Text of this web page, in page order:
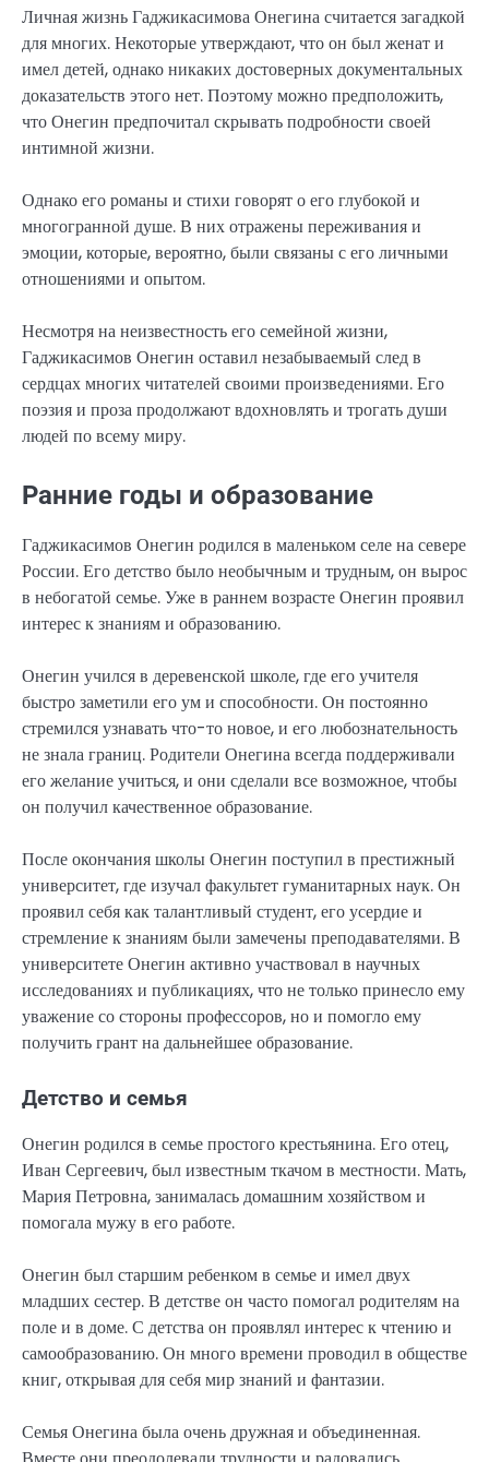
Личная жизнь Гаджикасимова Онегина считается загадкой
для многих. Некоторые утверждают, что он был женат и
имел детей, однако никаких достоверных документальных
доказательств этого нет. Поэтому можно предположить,
что Онегин предпочитал скрывать подробности своей
интимной жизни.
Однако его романы и стихи говорят о его глубокой и
многогранной душе. В них отражены переживания и
эмоции, которые, вероятно, были связаны с его личными
отношениями и опытом.
Несмотря на неизвестность его семейной жизни,
Гаджикасимов Онегин оставил незабываемый след в
сердцах многих читателей своими произведениями. Его
поэзия и проза продолжают вдохновлять и трогать души
людей по всему миру.
Ранние годы и образование
Гаджикасимов Онегин родился в маленьком селе на севере
России. Его детство было необычным и трудным, он вырос
в небогатой семье. Уже в раннем возрасте Онегин проявил
интерес к знаниям и образованию.
Онегин учился в деревенской школе, где его учителя
быстро заметили его ум и способности. Он постоянно
стремился узнавать что-то новое, и его любознательность
не знала границ. Родители Онегина всегда поддерживали
его желание учиться, и они сделали все возможное, чтобы
он получил качественное образование.
После окончания школы Онегин поступил в престижный
университет, где изучал факультет гуманитарных наук. Он
проявил себя как талантливый студент, его усердие и
стремление к знаниям были замечены преподавателями. В
университете Онегин активно участвовал в научных
исследованиях и публикациях, что не только принесло ему
уважение со стороны профессоров, но и помогло ему
получить грант на дальнейшее образование.
Детство и семья
Онегин родился в семье простого крестьянина. Его отец,
Иван Сергеевич, был известным ткачом в местности. Мать,
Мария Петровна, занималась домашним хозяйством и
помогала мужу в его работе.
Онегин был старшим ребенком в семье и имел двух
младших сестер. В детстве он часто помогал родителям на
поле и в доме. С детства он проявлял интерес к чтению и
самообразованию. Он много времени проводил в обществе
книг, открывая для себя мир знаний и фантазии.
Семья Онегина была очень дружная и объединенная.